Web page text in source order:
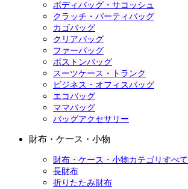
ボディバッグ・サコッシュ
クラッチ・パーティバッグ
カゴバッグ
クリアバッグ
ファーバッグ
ボストンバッグ
スーツケース・トランク
ビジネス・オフィスバッグ
エコバッグ
ママバッグ
バッグアクセサリー
財布・ケース・小物
財布・ケース・小物カテゴリすべて
長財布
折りたたみ財布